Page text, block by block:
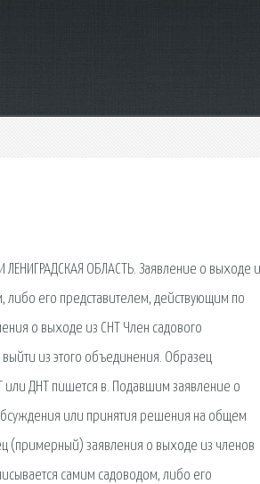
ОБЛАСТЬ. Заявление о выходе
его представителем, действующим по
о выходе из СНТ Член садового
из этого объединения. Образец
или ДНТ пишется в. Подавшим заявление о
или принятия решения на общем
(примерный) заявления о выходе из членов
самим садоводом, либо его